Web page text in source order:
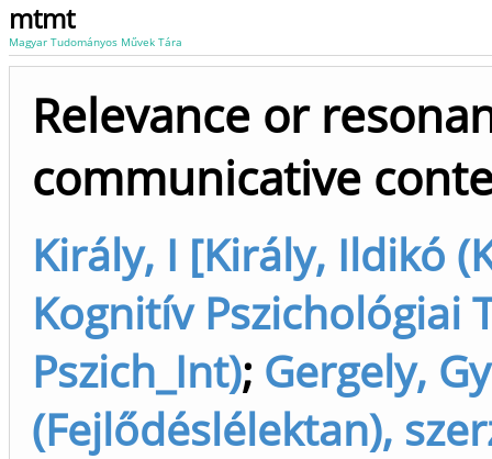
mtmt
Magyar Tudományos Művek Tára
Relevance or
communicative
Király, I [Király, Ildikó
Kognitív Pszichológiai
Pszich_Int); Gergely,
(Fejlődéslélektan),